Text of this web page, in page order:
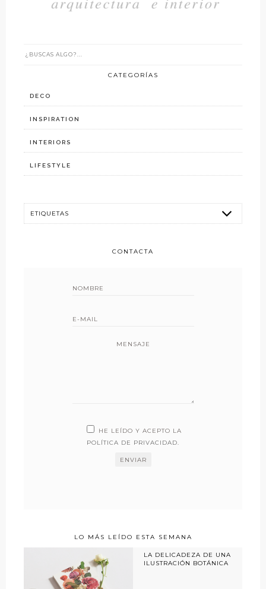
CATEGORÍAS
DECO
INSPIRATION
INTERIORS
LIFESTYLE
CONTACTA
MENSAJE
HE LEÍDO Y ACEPTO LA
POLÍTICA DE PRIVACIDAD.
LO MÁS LEÍDO ESTA SEMANA
LA DELICADEZA DE UNA
ILUSTRACIÓN BOTÁNICA